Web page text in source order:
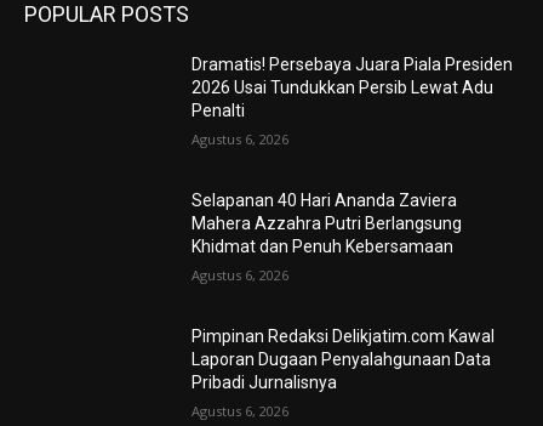
POPULAR POSTS
Dramatis! Persebaya Juara Piala Presiden
2026 Usai Tundukkan Persib Lewat Adu
Penalti
Agustus 6, 2026
Selapanan 40 Hari Ananda Zaviera
Mahera Azzahra Putri Berlangsung
Khidmat dan Penuh Kebersamaan
Agustus 6, 2026
Pimpinan Redaksi Delikjatim.com Kawal
Laporan Dugaan Penyalahgunaan Data
Pribadi Jurnalisnya
Agustus 6, 2026